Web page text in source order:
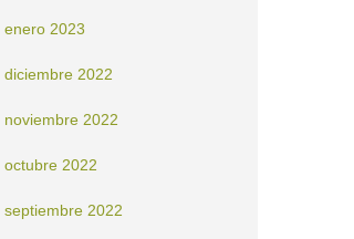
enero 2023
diciembre 2022
noviembre 2022
octubre 2022
septiembre 2022